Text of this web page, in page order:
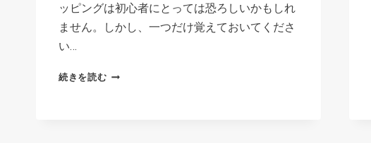
か
し
ッピングは初心者にとっては恐ろしいかもしれ
ません。しかし、一つだけ覚えておいてくださ
い…
続きを読む高